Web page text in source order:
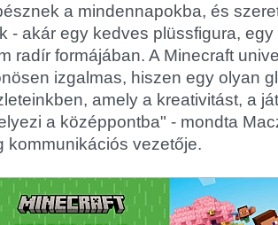
a mindennapokba, és
- akár egy kedves plüssfigura,
radír formájában. A Minecraft
izgalmas, hiszen egy olyan
amely a kreativitást, a
a középpontba" - mondta
kommunikációs vezetője.